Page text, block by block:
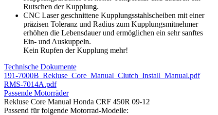
Rutschen der Kupplung.
CNC Laser geschnittene Kupplungsstahlscheiben mit einer
präzisen Toleranz und Radius zum Kupplungsmitnehmer
erhöhen die Lebensdauer und ermöglichen ein sehr sanftes
Ein- und Auskuppeln.
Kein Rupfen der Kupplung mehr!
Technische Dokumente
191-7000B_Rekluse_Core_Manual_Clutch_Install_Manual.pdf
RMS-7014A.pdf
Passende Motorräder
Rekluse Core Manual Honda CRF 450R 09-12
Passend für folgende Motorrad-Modelle: